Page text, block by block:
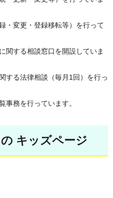
・変更・登録移転等）を行って
関する相談窓口を開設していま
する法律相談（毎月1回）を行っ
事務を行っています。
キッズページ